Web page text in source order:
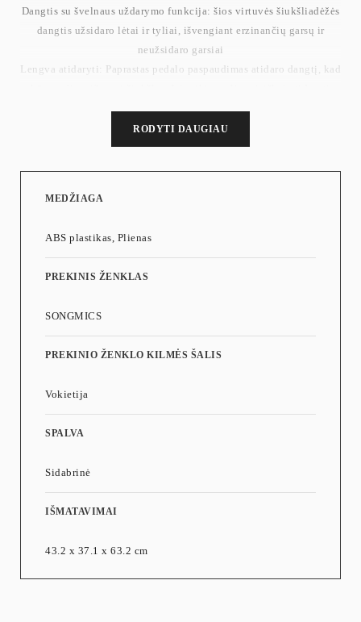
Dangtis su švelnaus uždarymo funkcija: šios virtuvės šiukšliadėžės
dangtis užsidaro lėtai ir tyliai, išvengiant erzinančių garsų ir
neužsidaro garsiai
Lengva atidaryti: Paprastas pedalo paspaudimas atidaro dangtį, kad
Gerai suprojektuota vidinė šiukšliadėžė: vidinė šiukšliadėžė turi
angą nugarėlėje, kuri leidžia pritvirtinti šiukšlių maišo kraštą. Taip
Vidinis kaušo dydis: 40,6 x 25,7 x 58,3 cm
Svoris: 5,8 kg
RODYTI DAUGIAU
MEDŽIAGA
ABS plastikas, Plienas
PREKINIS ŽENKLAS
SONGMICS
PREKINIO ŽENKLO KILMĖS ŠALIS
Vokietija
SPALVA
Sidabrinė
IŠMATAVIMAI
43.2 x 37.1 x 63.2 cm